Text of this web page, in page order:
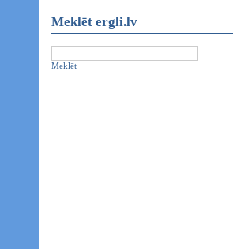
Meklēt ergli.lv
Meklēt